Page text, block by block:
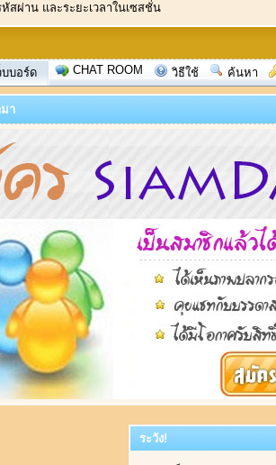
สผ่าน และระยะเวลาในเซสชั่น
บบอร์ด CHAT ROOM วิธีใช้ ค้นหา
า
ระวัง!